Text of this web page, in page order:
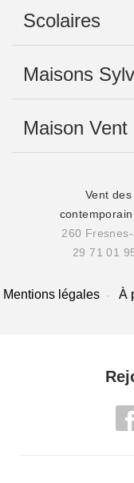
Scolaires
Maisons
Maison
Vent
contemporain
260
29 71 01
Mentions légales À